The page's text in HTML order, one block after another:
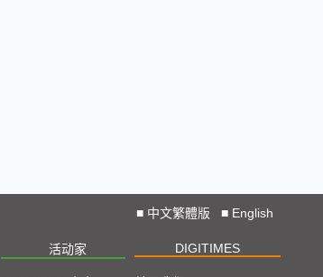
■ 中文繁體版 ■ English
活动家 DIGITIMES